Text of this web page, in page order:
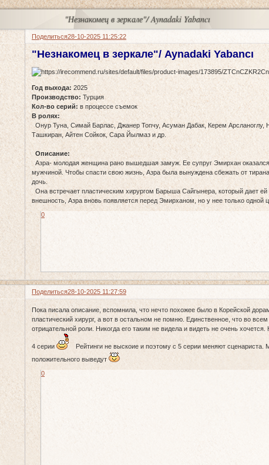
"Незнакомец в зеркале"/ Aynadaki Yabancı
Поделиться28-10-2025 11:25:22
"Незнакомец в зеркале"/ Aynadaki Yabancı
Год выхода: 2025
Производство: Турция
Кол-во серий: в процессе съемок
В ролях:
Онур Туна, Симай Барлас, Джанер Топчу, Асуман Дабак, Керем
Ташкиран, Айтен Сойкок, Сара Йылмаз и др.
Описание:
Азра- молодая женщина рано вышедшая замуж. Ее супруг Эмирхан
мужчиной. Чтобы спасти свою жизнь, Азра была вынуждена сбежать от
дочь.
Она встречает пластическим хирургом Барыша Сайгынера, который дает
внешность, Азра вновь появляется перед Эмирханом, но у нее только одной
0
Поделиться28-10-2025 11:27:59
Пока писала описание, вспомнила, что нечто похожее было в Корейской
пластический хирург, а вот в остальном не помню. Единственное, что во
отрицательной роли. Никогда его таким не видела и видеть не очень
4 серии
Рейтинги не выскоие и поэтому с 5 серии меняют сценариста.
положительного выведут
0